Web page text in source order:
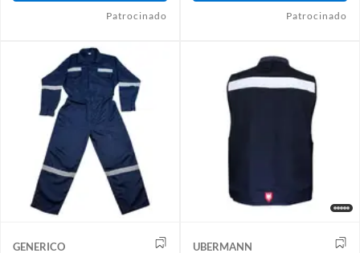
Patrocinado Patrocinado
GENERICO UBERMANN